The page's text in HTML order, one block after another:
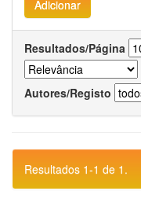
Resultados/Página
Autores/Registo
Resultados 1-1 de 1.